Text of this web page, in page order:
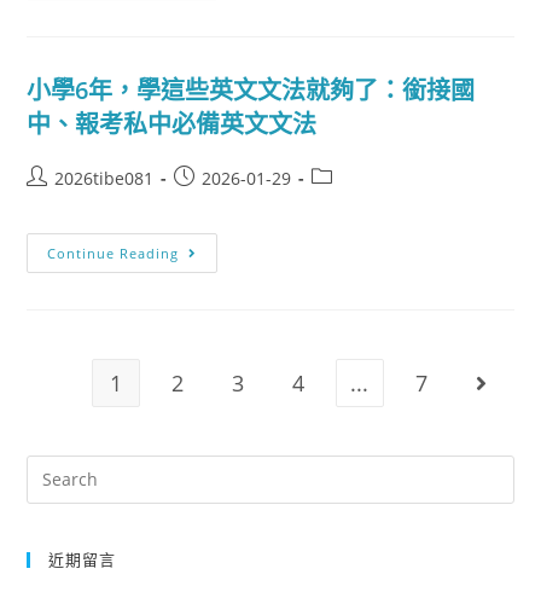
小學6年，學這些英文文法就夠了：銜接國
中、報考私中必備英文文法
2026tibe081 2026-01-29
Continue Reading
1 2 3 4 ... 7
近期留言